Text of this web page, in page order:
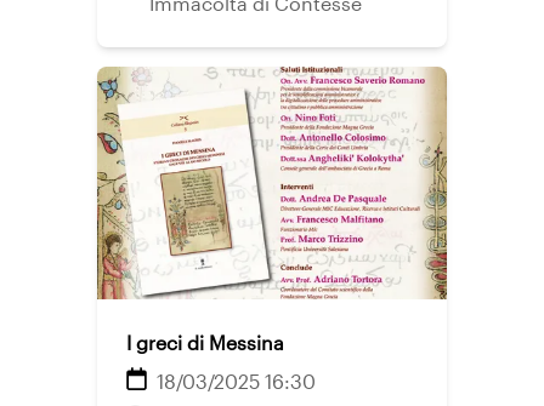
I greci di Messina
18/03/2025 16:30